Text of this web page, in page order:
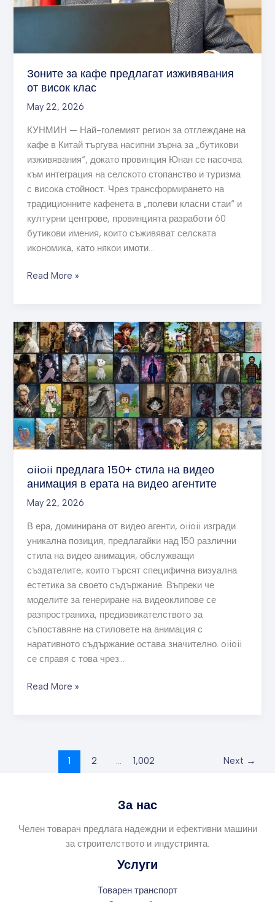
Зоните за кафе предлагат изживявания
от висок клас
May 22, 2026
КУНМИН — Най-големият регион за отглеждане на
кафе в Китай търгува насипни зърна за „бутикови
изживявания“, докато провинция Юнан се насочва
към интеграция на селското стопанство и туризма
с висока стойност. Чрез трансформирането на
традиционните кафенета в „полеви класни стаи“ и
културни центрове, провинцията разработи 60
бутикови имения, които съживяват селската
икономика, като някои имоти…
Read More »
oiioii предлага 150+ стила на видео
анимация в ерата на видео агентите
May 22, 2026
В ера, доминирана от видео агенти, oiioii изгради
уникална позиция, предлагайки над 150 различни
стила на видео анимация, обслужващи
създателите, които търсят специфична визуална
естетика за своето съдържание. Въпреки че
моделите за генериране на видеоклипове се
разпространиха, предизвикателството за
съпоставяне на стиловете на анимация с
наративното съдържание остава значително. oiioii
се справя с това чрез…
oiioii
предлага
150+
стила
на
видео
анимация
в
ерата
видео
агентите
Read More »
1 2 … 1,002 Next →
За нас
Челен товарач предлага надеждни и ефективни машини
за строителството и индустрията.
Услуги
Товарен транспорт